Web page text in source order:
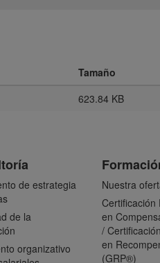
Tamaño
623.84 KB
de estrategia
de la
organizativo
Nuestra
Certificación
en
/
en
(GRP®)